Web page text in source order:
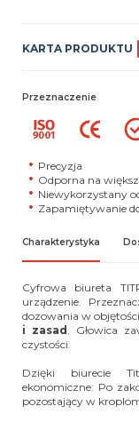
KARTA PRODUKTU
Przeznaczenie
Precyzja
Odporna na
Niewykorzystany
Zapamiętywanie
Charakterystyka
Cyfrowa biureta
urządzenie.
dozowaniaw
i zasad . Głowica
czystości.
Dzięki biurecie
ekonomiczne: Po
pozostający w